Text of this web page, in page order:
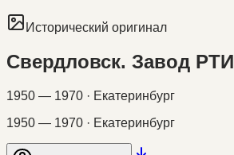
Исторический оригинал
Свердловск. Завод РТИ
1950 — 1970 · Екатеринбург
1950 — 1970 · Екатеринбург